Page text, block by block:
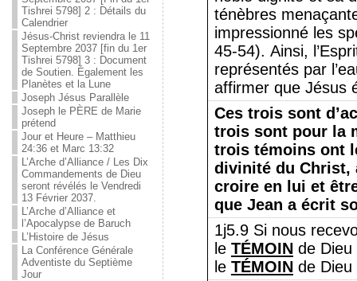
Tishrei 5798] 2 : Détails du
Calendrier
Jésus-Christ reviendra le 11
Septembre 2037 [fin du 1er
Tishrei 5798] 3 : Document
de Soutien. Également les
Planètes et la Lune
Joseph Jésus Parallèle
Joseph le PÈRE de Marie
prétend
Jour et Heure – Matthieu
24:36 et Marc 13:32
L’Arche d’Alliance / Les Dix
Commandements de Dieu
seront révélés le Vendredi
13 Février 2037.
L’Arche d’Alliance et
l’Apocalypse de Baruch
L’Histoire de Jésus
La Conférence Générale
Adventiste du Septième
Jour
ténèbres
impressionné les
45-54). Ainsi,
représentés par
affirmer que Jésus
Ces trois sont
trois sont pour la
trois témoins ont
divinité du Christ,
croire en lui et
que Jean a écrit
1j5.9 Si nous
le TÉMOINde Dieu
le TÉMOINde Dieu